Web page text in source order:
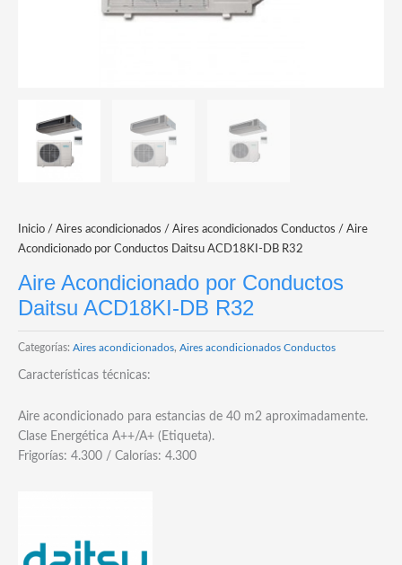
Inicio / Aires acondicionados / Aires acondicionados Conductos / Aire
Acondicionado por Conductos Daitsu ACD18KI-DB R32
Aire Acondicionado por Conductos
Daitsu ACD18KI-DB R32
Categorías: Aires acondicionados, Aires acondicionados Conductos
Características técnicas:
Aire acondicionado para estancias de 40 m2 aproximadamente.
Clase Energética A++/A+ (Etiqueta).
Frigorías: 4.300 / Calorías: 4.300